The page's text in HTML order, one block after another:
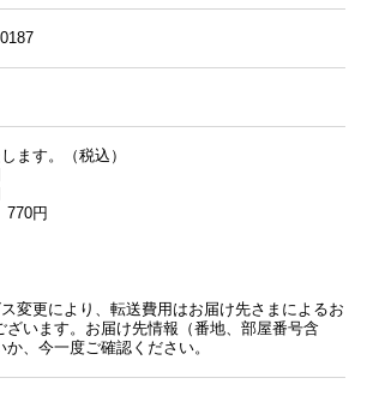
ます。（税込）
円
変更により、転送費用はお届け先さまによるお
ざいます。お届け先情報（番地、部屋番号含
、今一度ご確認ください。